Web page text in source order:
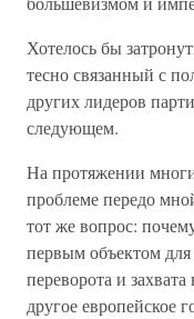
Хотелось бы
тесно связанный с
других лидеров
следующем.
На протяжении
проблеме передо
тот же вопрос:
первым объектом для
переворота и
другое европейское